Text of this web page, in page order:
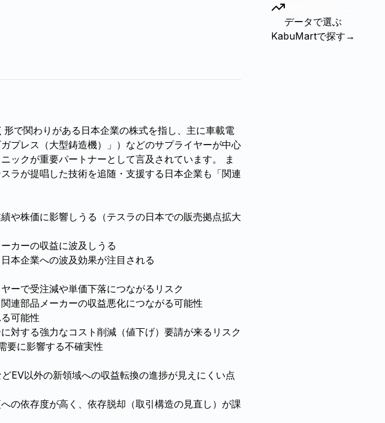
で関わりがある日本企業の株式を指し、主に車載電
プレス（大型鋳造機）」）などのサプライヤーが中心
ックが重要パートナーとして言及されています。 ま
ラが提唱した技術を追随・支援する日本企業も「関連
や株価に影響しうる（テスラの日本での販売拠点拡大
カーの収益に波及しうる
本企業への波及効果が注目される
ーで受注減や単価下落につながるリスク
連部品メーカーの収益悪化につながる可能性
可能性
対する強力なコスト削減（値下げ）要請が来るリスク
要に影響する不確実性
EV以外の新領域への収益転換の進捗が見えにくい点
の依存度が高く、依存脱却（取引構造の見直し）が課
データで選ぶ
KabuMartで探す →